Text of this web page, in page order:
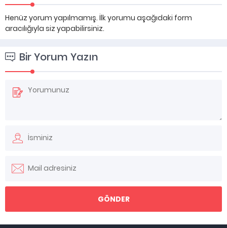
Henüz yorum yapılmamış. İlk yorumu aşağıdaki form
aracılığıyla siz yapabilirsiniz.
Bir Yorum Yazın